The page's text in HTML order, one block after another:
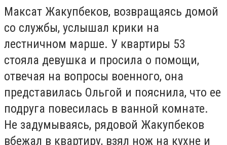
Максат Жакупбеков, возвращаясь домой
со службы, услышал крики на
лестничном марше. У квартиры 53
стояла девушка и просила о помощи,
отвечая на вопросы военного, она
представилась Ольгой и пояснила, что ее
подруга повесилась в ванной комнате.
Не задумываясь, рядовой Жакупбеков
вбежал в квартиру, взял нож на кухне и